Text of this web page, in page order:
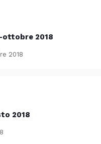
ottobre 2018
2018
2018